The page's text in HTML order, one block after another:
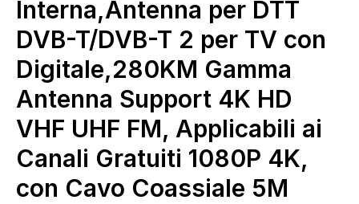
Interna,Antenna per DTT
DVB-T/DVB-T 2 per TV con
Digitale,280KM Gamma
Antenna Support 4K HD
VHF UHF FM, Applicabili ai
Canali Gratuiti 1080P 4K,
con Cavo Coassiale 5M